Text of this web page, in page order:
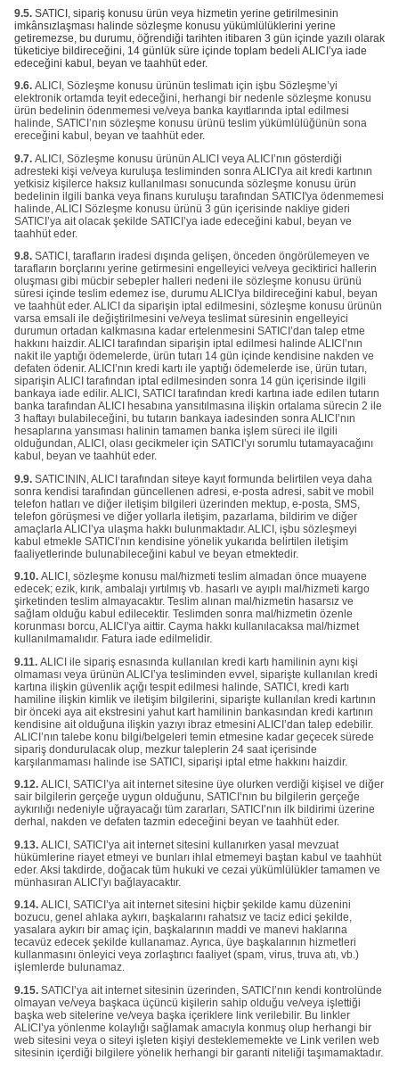
9.5. SATICI, sipariş konusu ürün veya hizmetin yerine getirilmesinin
imkânsızlaşması halinde sözleşme konusu yükümlülüklerini yerine
getiremezse, bu durumu, öğrendiği tarihten itibaren 3 gün içinde yazılı olarak
tüketiciye bildireceğini, 14 günlük süre içinde toplam bedeli ALICI’ya iade
edeceğini kabul, beyan ve taahhüt eder.
9.6. ALICI, Sözleşme konusu ürünün teslimatı için işbu Sözleşme’yi
elektronik ortamda teyit edeceğini, herhangi bir nedenle sözleşme konusu
ürün bedelinin ödenmemesi ve/veya banka kayıtlarında iptal edilmesi
halinde, SATICI’nın sözleşme konusu ürünü teslim yükümlülüğünün sona
ereceğini kabul, beyan ve taahhüt eder.
9.7. ALICI, Sözleşme konusu ürünün ALICI veya ALICI’nın gösterdiği
adresteki kişi ve/veya kuruluşa tesliminden sonra ALICI'ya ait kredi kartının
yetkisiz kişilerce haksız kullanılması sonucunda sözleşme konusu ürün
bedelinin ilgili banka veya finans kuruluşu tarafından SATICI'ya ödenmemesi
halinde, ALICI Sözleşme konusu ürünü 3 gün içerisinde nakliye gideri
SATICI’ya ait olacak şekilde SATICI’ya iade edeceğini kabul, beyan ve
taahhüt eder.
9.8. SATICI, tarafların iradesi dışında gelişen, önceden öngörülemeyen ve
tarafların borçlarını yerine getirmesini engelleyici ve/veya geciktirici hallerin
oluşması gibi mücbir sebepler halleri nedeni ile sözleşme konusu ürünü
süresi içinde teslim edemez ise, durumu ALICI'ya bildireceğini kabul, beyan
ve taahhüt eder. ALICI da siparişin iptal edilmesini, sözleşme konusu ürünün
varsa emsali ile değiştirilmesini ve/veya teslimat süresinin engelleyici
durumun ortadan kalkmasına kadar ertelenmesini SATICI’dan talep etme
hakkını haizdir. ALICI tarafından siparişin iptal edilmesi halinde ALICI’nın
nakit ile yaptığı ödemelerde, ürün tutarı 14 gün içinde kendisine nakden ve
defaten ödenir. ALICI’nın kredi kartı ile yaptığı ödemelerde ise, ürün tutarı,
siparişin ALICI tarafından iptal edilmesinden sonra 14 gün içerisinde ilgili
bankaya iade edilir. ALICI, SATICI tarafından kredi kartına iade edilen tutarın
banka tarafından ALICI hesabına yansıtılmasına ilişkin ortalama sürecin 2 ile
3 haftayı bulabileceğini, bu tutarın bankaya iadesinden sonra ALICI’nın
hesaplarına yansıması halinin tamamen banka işlem süreci ile ilgili
olduğundan, ALICI, olası gecikmeler için SATICI’yı sorumlu tutamayacağını
kabul, beyan ve taahhüt eder.
9.9. SATICININ, ALICI tarafından siteye kayıt formunda belirtilen veya daha
sonra kendisi tarafından güncellenen adresi, e-posta adresi, sabit ve mobil
telefon hatları ve diğer iletişim bilgileri üzerinden mektup, e-posta, SMS,
telefon görüşmesi ve diğer yollarla iletişim, pazarlama, bildirim ve diğer
amaçlarla ALICI’ya ulaşma hakkı bulunmaktadır. ALICI, işbu sözleşmeyi
kabul etmekle SATICI’nın kendisine yönelik yukarıda belirtilen iletişim
faaliyetlerinde bulunabileceğini kabul ve beyan etmektedir.
9.10. ALICI, sözleşme konusu mal/hizmeti teslim almadan önce muayene
edecek; ezik, kırık, ambalajı yırtılmış vb. hasarlı ve ayıplı mal/hizmeti kargo
şirketinden teslim almayacaktır. Teslim alınan mal/hizmetin hasarsız ve
sağlam olduğu kabul edilecektir. Teslimden sonra mal/hizmetin özenle
korunması borcu, ALICI’ya aittir. Cayma hakkı kullanılacaksa mal/hizmet
kullanılmamalıdır. Fatura iade edilmelidir.
9.11. ALICI ile sipariş esnasında kullanılan kredi kartı hamilinin aynı kişi
olmaması veya ürünün ALICI’ya tesliminden evvel, siparişte kullanılan kredi
kartına ilişkin güvenlik açığı tespit edilmesi halinde, SATICI, kredi kartı
hamiline ilişkin kimlik ve iletişim bilgilerini, siparişte kullanılan kredi kartının
bir önceki aya ait ekstresini yahut kart hamilinin bankasından kredi kartının
kendisine ait olduğuna ilişkin yazıyı ibraz etmesini ALICI’dan talep edebilir.
ALICI’nın talebe konu bilgi/belgeleri temin etmesine kadar geçecek sürede
sipariş dondurulacak olup, mezkur taleplerin 24 saat içerisinde
karşılanmaması halinde ise SATICI, siparişi iptal etme hakkını haizdir.
9.12. ALICI, SATICI’ya ait internet sitesine üye olurken verdiği kişisel ve diğer
sair bilgilerin gerçeğe uygun olduğunu, SATICI’nın bu bilgilerin gerçeğe
aykırılığı nedeniyle uğrayacağı tüm zararları, SATICI’nın ilk bildirimi üzerine
derhal, nakden ve defaten tazmin edeceğini beyan ve taahhüt eder.
9.13. ALICI, SATICI’ya ait internet sitesini kullanırken yasal mevzuat
hükümlerine riayet etmeyi ve bunları ihlal etmemeyi baştan kabul ve taahhüt
eder. Aksi takdirde, doğacak tüm hukuki ve cezai yükümlülükler tamamen ve
münhasıran ALICI’yı bağlayacaktır.
9.14. ALICI, SATICI’ya ait internet sitesini hiçbir şekilde kamu düzenini
bozucu, genel ahlaka aykırı, başkalarını rahatsız ve taciz edici şekilde,
yasalara aykırı bir amaç için, başkalarının maddi ve manevi haklarına
tecavüz edecek şekilde kullanamaz. Ayrıca, üye başkalarının hizmetleri
kullanmasını önleyici veya zorlaştırıcı faaliyet (spam, virus, truva atı, vb.)
işlemlerde bulunamaz.
9.15. SATICI’ya ait internet sitesinin üzerinden, SATICI’nın kendi kontrolünde
olmayan ve/veya başkaca üçüncü kişilerin sahip olduğu ve/veya işlettiği
başka web sitelerine ve/veya başka içeriklere link verilebilir. Bu linkler
ALICI’ya yönlenme kolaylığı sağlamak amacıyla konmuş olup herhangi bir
web sitesini veya o siteyi işleten kişiyi desteklememekte ve Link verilen web
sitesinin içerdiği bilgilere yönelik herhangi bir garanti niteliği taşımamaktadır.